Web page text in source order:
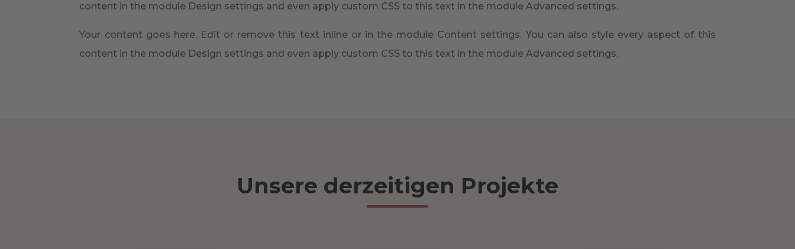
content in the module Design settings and even apply custom CSS to this text in the module Advanced settings.
Your content goes here. Edit or remove this text inline or in the module Content settings. You can also style every aspect of this
content in the module Design settings and even apply custom CSS to this text in the module Advanced settings.
Unsere derzeitigen Projekte